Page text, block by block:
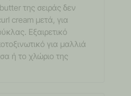
της σειράς δεν
cream μετά, για
Εξαιρετικό
για μαλλιά
ή το χλώριο της